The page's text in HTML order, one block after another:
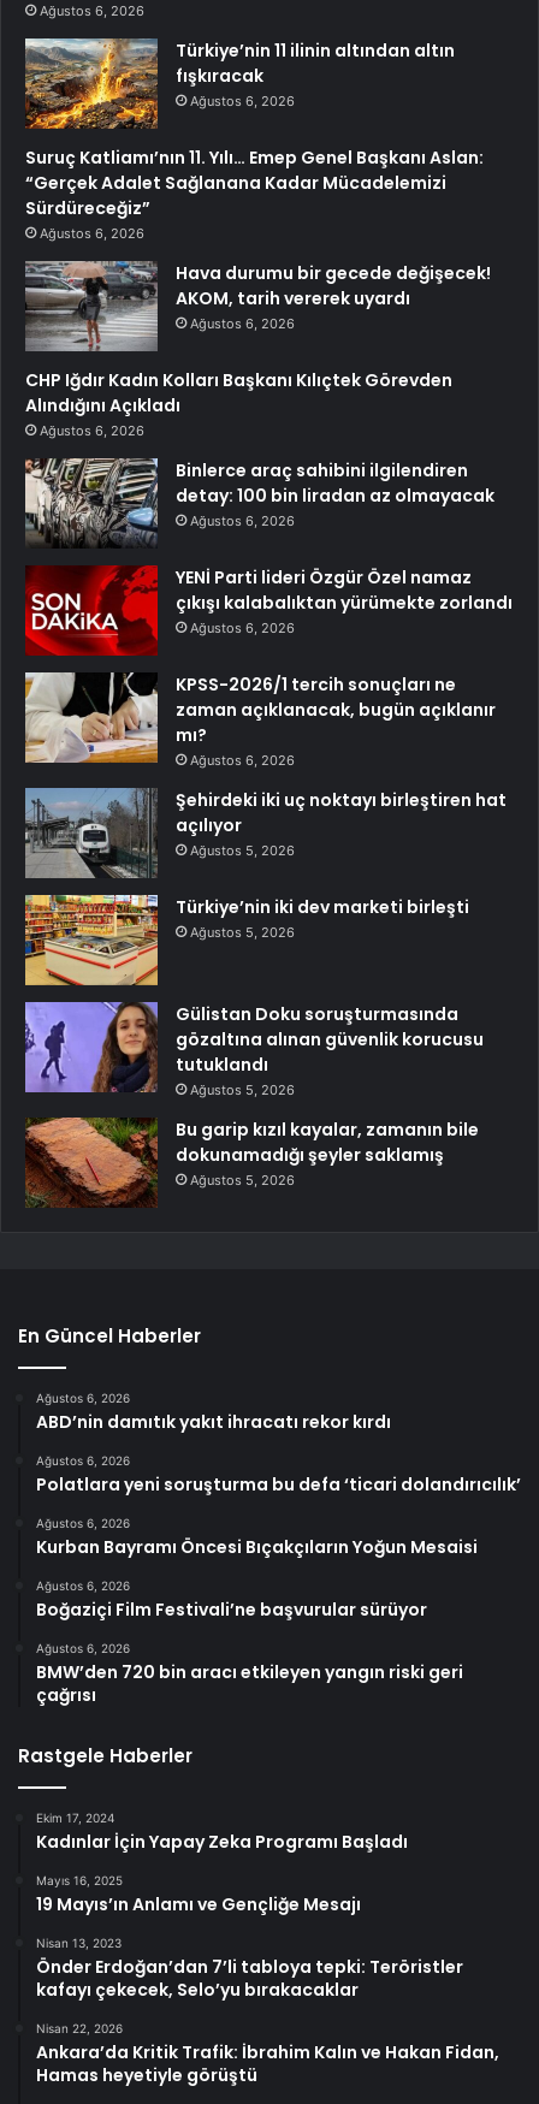
Ağustos 6, 2026
Türkiye’nin 11 ilinin altından altın
fışkıracak
Ağustos 6, 2026
Suruç Katliamı’nın 11. Yılı… Emep Genel Başkanı Aslan:
“Gerçek Adalet Sağlanana Kadar Mücadelemizi
Sürdüreceğiz”
Ağustos 6, 2026
Hava durumu bir gecede değişecek!
AKOM, tarih vererek uyardı
Ağustos 6, 2026
CHP Iğdır Kadın Kolları Başkanı Kılıçtek Görevden
Alındığını Açıkladı
Ağustos 6, 2026
Binlerce araç sahibini ilgilendiren
detay: 100 bin liradan az olmayacak
Ağustos 6, 2026
YENİ Parti lideri Özgür Özel namaz
çıkışı kalabalıktan yürümekte zorlandı
Ağustos 6, 2026
KPSS-2026/1 tercih sonuçları ne
zaman açıklanacak, bugün açıklanır
mı?
Ağustos 6, 2026
Şehirdeki iki uç noktayı birleştiren hat
açılıyor
Ağustos 5, 2026
Türkiye’nin iki dev marketi birleşti
Ağustos 5, 2026
Gülistan Doku soruşturmasında
gözaltına alınan güvenlik korucusu
tutuklandı
Ağustos 5, 2026
Bu garip kızıl kayalar, zamanın bile
dokunamadığı şeyler saklamış
Ağustos 5, 2026
En Güncel Haberler
Ağustos 6, 2026
ABD’nin damıtık yakıt ihracatı rekor kırdı
Ağustos 6, 2026
Polatlara yeni soruşturma bu defa ‘ticari dolandırıcılık’
Ağustos 6, 2026
Kurban Bayramı Öncesi Bıçakçıların Yoğun Mesaisi
Ağustos 6, 2026
Boğaziçi Film Festivali’ne başvurular sürüyor
Ağustos 6, 2026
BMW’den 720 bin aracı etkileyen yangın riski geri
çağrısı
Rastgele Haberler
Ekim 17, 2024
Kadınlar İçin Yapay Zeka Programı Başladı
Mayıs 16, 2025
19 Mayıs’ın Anlamı ve Gençliğe Mesajı
Nisan 13, 2023
Önder Erdoğan’dan 7’li tabloya tepki: Teröristler
kafayı çekecek, Selo’yu bırakacaklar
Nisan 22, 2026
Ankara’da Kritik Trafik: İbrahim Kalın ve Hakan Fidan,
Hamas heyetiyle görüştü